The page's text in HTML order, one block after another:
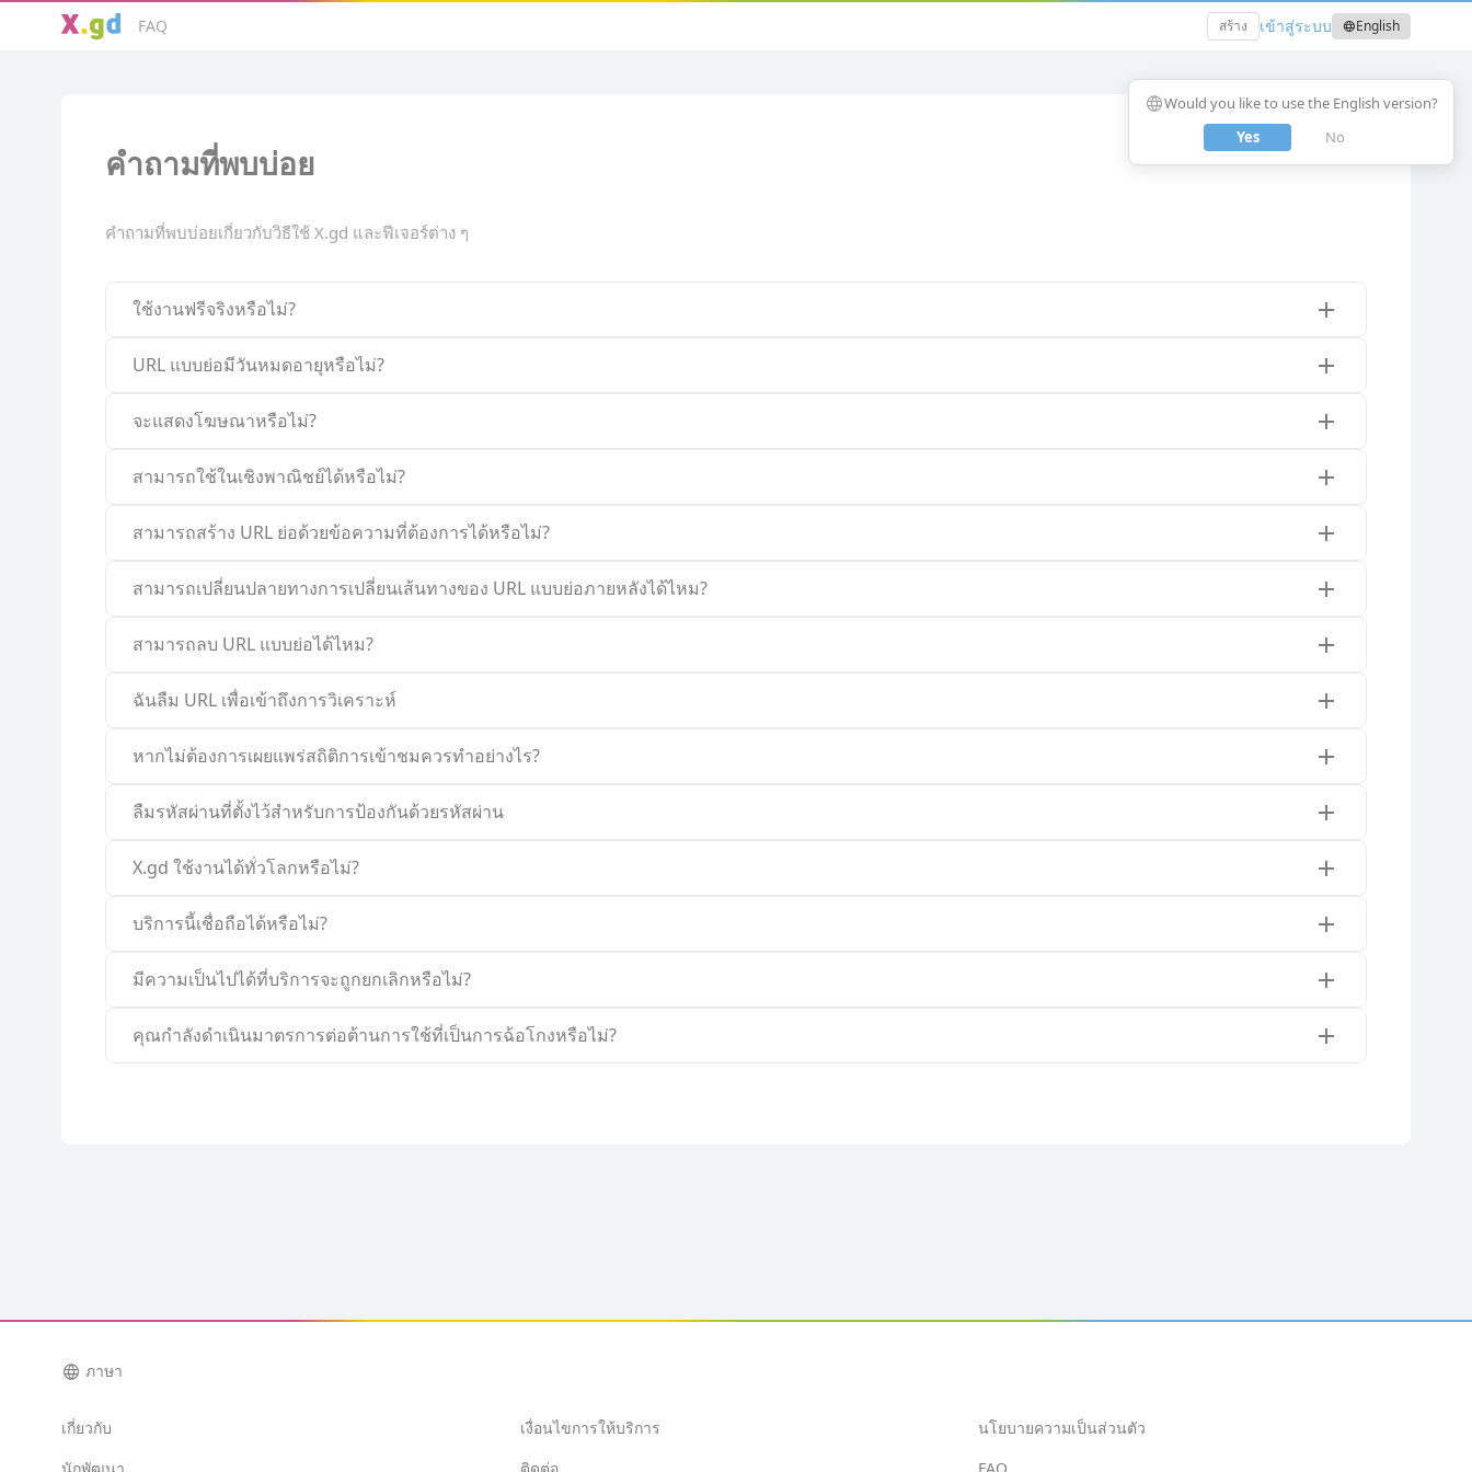
FAQ สร้าง เข้าสู่ระบบ languageEnglish
คำถามที่พบบ่อย
คำถามที่พบบ่อยเกี่ยวกับวิธีใช้ X.gd และฟีเจอร์ต่าง ๆ
ใช้งานฟรีจริงหรือไม่?
URL แบบย่อมีวันหมดอายุหรือไม่?
จะแสดงโฆษณาหรือไม่?
สามารถใช้ในเชิงพาณิชย์ได้หรือไม่?
สามารถสร้าง URL ย่อด้วยข้อความที่ต้องการได้หรือไม่?
สามารถเปลี่ยนปลายทางการเปลี่ยนเส้นทางของ URL แบบย่อภายหลังได้ไหม?
สามารถลบ URL แบบย่อได้ไหม?
ฉันลืม URL เพื่อเข้าถึงการวิเคราะห์
หากไม่ต้องการเผยแพร่สถิติการเข้าชมควรทำอย่างไร?
ลืมรหัสผ่านที่ตั้งไว้สำหรับการป้องกันด้วยรหัสผ่าน
X.gd ใช้งานได้ทั่วโลกหรือไม่?
บริการนี้เชื่อถือได้หรือไม่?
มีความเป็นไปได้ที่บริการจะถูกยกเลิกหรือไม่?
คุณกำลังดำเนินมาตรการต่อต้านการใช้ที่เป็นการฉ้อโกงหรือไม่?
language ภาษา
เกี่ยวกับ เงื่อนไขการให้บริการ
นโยบายความเป็นส่วนตัว
languageWould you like to use the English version?
Yes
No